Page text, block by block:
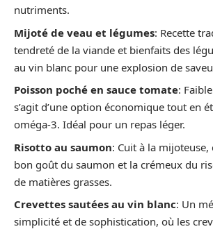
nutriments.
Mijoté de veau et légumes: Recette
tendreté de la viande et bienfaits des
au vin blanc pour une explosion de
Poisson poché en sauce tomate:
s’agit d’une option économique tout en
oméga-3. Idéal pour un repas léger.
Risotto au saumon: Cuit à la mijoteuse,
bon goût du saumon et la crémeux du
de matières grasses.
Crevettes sautées au vin blanc: Un
simplicité et de sophistication, où les